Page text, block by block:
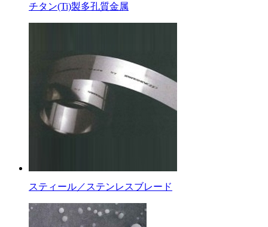
チタン(Ti)製多孔質金属
スティール／ステンレスブレード